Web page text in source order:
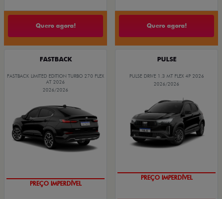
Quero agora! Quero agora!
FASTBACK
FASTBACK LIMITED EDITION TURBO 270 FLEX
AT 2026
2026/2026
PREÇO IMPERDÍVEL
PULSE
PULSE DRIVE 1.3 MT FLEX 4P 2026
2026/2026
PREÇO IMPERDÍVEL